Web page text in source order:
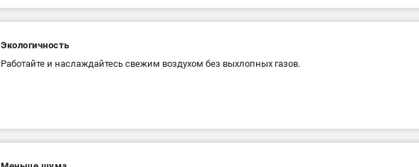
Экологичность
Работайте и наслаждайтесь свежим воздухом без выхлопных газов.